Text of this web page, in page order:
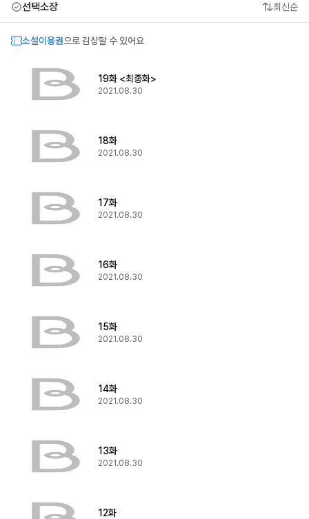
선택소장 최신순
소설이용권으로 감상할 수 있어요
19화 <최종화>
2021.08.30
18화
2021.08.30
17화
2021.08.30
16화
2021.08.30
15화
2021.08.30
14화
2021.08.30
13화
2021.08.30
12화